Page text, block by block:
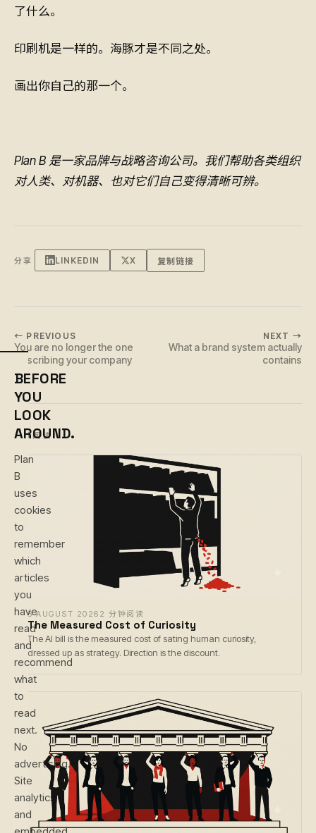
了什么。
印刷机是一样的。海豚才是不同之处。
画出你自己的那一个。
Plan B 是一家品牌与战略咨询公司。我们帮助各类组织
对人类、对机器、也对它们自己变得清晰可辨。
分享 LINKEDIN X 复制链接
← PREVIOUS
You are no longer the one
describing your company
NEXT →
What a brand system actually
contains
继续阅读
6 AUGUST 2026 2 分钟阅读
The Measured Cost of Curiosity
The AI bill is the measured cost of sating human curiosity,
dressed up as strategy. Direction is the discount.
BEFORE
YOU
LOOK
AROUND.
Plan
B
uses
cookies
to
remember
which
articles
you
have
read
and
recommend
what
to
read
next.
No
advertising.
Site
analytics
and